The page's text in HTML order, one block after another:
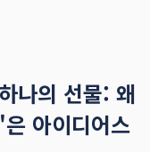
나의 선물: 왜
아이디어스